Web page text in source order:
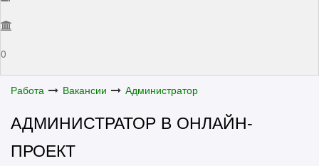
0
Работа Вакансии Администратор
АДМИНИСТРАТОР В ОНЛАЙН-
ПРОЕКТ